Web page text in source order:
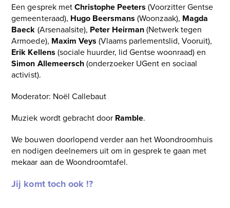
Een gesprek metChristophe Peeters (Voorzitter Gentse
gemeenteraad), Hugo Beersmans (Woonzaak), Magda
Baeck (Arsenaalsite), Peter Heirman(Netwerk tegen
Armoede), Maxim Veys (Vlaams parlementslid, Vooruit),
Erik Kellens (sociale huurder, lid Gentse woonraad) en
Simon Allemeersch(onderzoeker UGent en sociaal
activist).
Moderator: Noël Callebaut
Muziek wordt gebracht door Ramble.
We bouwen doorlopend verder aan het Woondroomhuis
en nodigen deelnemers uit om in gesprek te gaan met
mekaar aan de Woondroomtafel.
Jij komt toch ook !?